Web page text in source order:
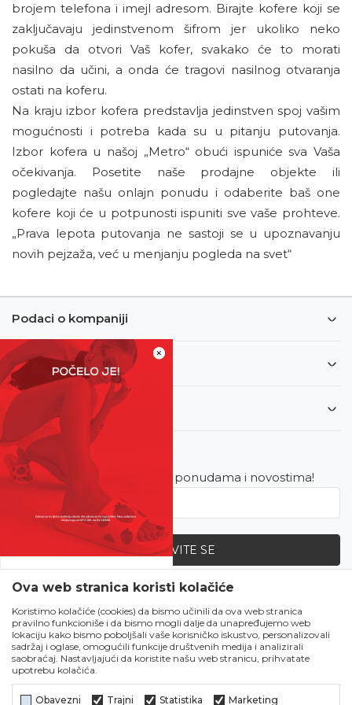
×
SVE UPOLA CIJENE!
Čekanju je kraj!
Počela je omiljena
ljetna akcija u Obući
Metro!
SVE IZ LJETNE
KOLEKCIJE UPOLA
brojem telefona i imejl adresom. Birajte kofere koji se
zaključavaju jedinstvenom šifrom jer ukoliko neko
pokuša da otvori Vaš kofer, svakako će to morati
nasilno da učini, a onda će tragovi nasilnog otvaranja
ostati na koferu.
Na kraju izbor kofera predstavlja jedinstven spoj vašim
mogućnosti i potreba kada su u pitanju putovanja.
Izbor kofera u našoj „Metro“ obući ispuniće sva Vaša
očekivanja. Posetite naše prodajne objekte ili
pogledajte našu onlajn ponudu i odaberite baš one
kofere koji će u potpunosti ispuniti sve vaše prohteve.
„Prava lepota putovanja ne sastoji se u upoznavanju
novih pejzaža, već u menjanju pogleda na svet“
Podaci o kompaniji
Informacije
Korisnički servis
Newsletter
Budite u toku sa najnovijim ponudama i novostima!
PRIJAVITE SE
Zapratite nas
Ova web stranica koristi kolačiće
Koristimo kolačiće (cookies) da bismo učinili da ova web stranica
pravilno funkcioniše i da bismo mogli dalje da unapređujemo web
lokaciju kako bismo poboljšali vaše korisničko iskustvo, personalizovali
sadržaj i oglase, omogućili funkcije društvenih medija i analizirali
saobraćaj. Nastavljajući da koristite našu web stranicu, prihvatate
upotrebu kolačića.
Obavezni Trajni Statistika Marketing